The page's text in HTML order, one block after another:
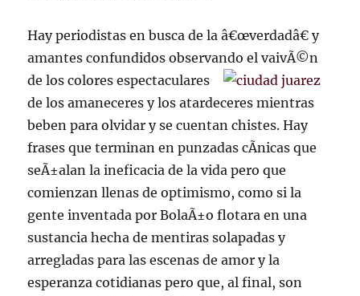
Hay periodistas en busca de la â€œverdadâ€ y
amantes confundidos observando el vaivÃ©n
de los colores espectaculares
de los amaneceres y los atardeceres mientras
beben para olvidar y se cuentan chistes. Hay
frases que terminan en punzadas cÃ­nicas que
seÃ±alan la ineficacia de la vida pero que
comienzan llenas de optimismo, como si la
gente inventada por BolaÃ±o flotara en una
sustancia hecha de mentiras solapadas y
arregladas para las escenas de amor y la
esperanza cotidianas pero que, al final, son